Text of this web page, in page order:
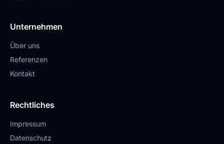
Unternehmen
Über uns
Referenzen
Kontakt
Rechtliches
Impressum
Datenschutz